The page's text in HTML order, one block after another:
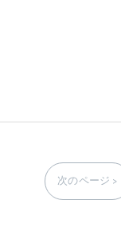
次のページ >